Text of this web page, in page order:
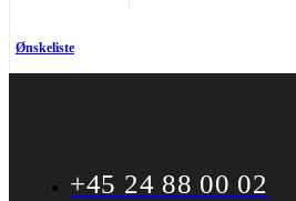
Ønskeliste
+45 24 88 00 02